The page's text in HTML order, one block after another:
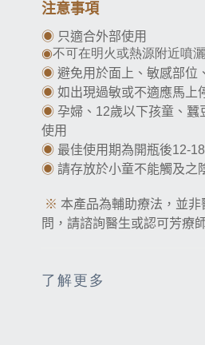
注意事項
◉ 只適合外部使用
◉不可在明火或熱源附近噴灑
◉ 避免用於面上、敏感部位
◉ 如出現過敏或不適應馬上
◉ 孕婦、 12歲以下孩童、蠶
使用
◉ 最佳使用期為開瓶後12-18
◉ 請存放於小童不能觸及之
※ 本產品為輔助療法，並
問，請諮詢醫生或認可芳療
了解更多